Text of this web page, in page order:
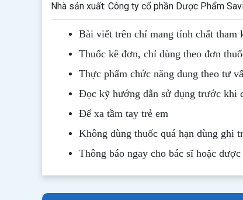
Nhà sản xuất: Công ty cổ phần Dược Phẩm
Bài viết trên chỉ mang tính chất tham
Thuốc kê đơn, chỉ dùng theo đơn
Thực phẩm chức năng dung theo tư
Đọc kỹ hướng dẫn sử dụng trước khi
Để xa tầm tay trẻ em
Không dùng thuốc quá hạn dùng ghi
Thông báo ngay cho bác sĩ hoặc